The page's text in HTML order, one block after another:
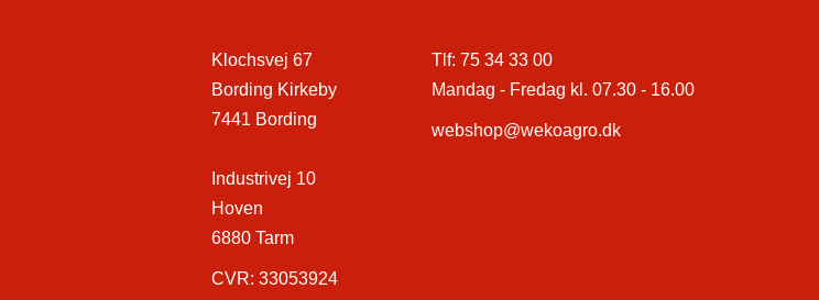
Klochsvej 67
Bording Kirkeby
7441 Bording
Industrivej 10
Hoven
6880 Tarm
CVR: 33053924
Tlf: 75 34 33 00
Mandag - Fredag kl. 07.30 - 16.00
webshop@wekoagro.dk